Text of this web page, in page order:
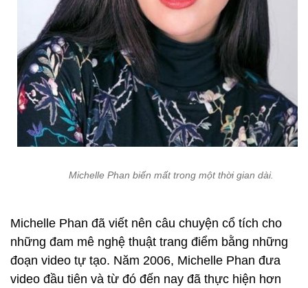
Michelle Phan biến mất trong một thời gian dài.
Michelle Phan đã viết nên câu chuyện cổ tích cho
những đam mê nghệ thuật trang điểm bằng những
đoạn video tự tạo. Năm 2006, Michelle Phan đưa
video đầu tiên và từ đó đến nay đã thực hiện hơn